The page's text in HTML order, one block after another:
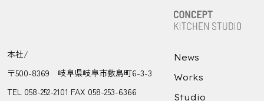
本社/
〒500-8369 岐阜県岐阜市敷島町6-3-3
TEL 058-252-2101 FAX 058-253-6366
News
Works
Studio